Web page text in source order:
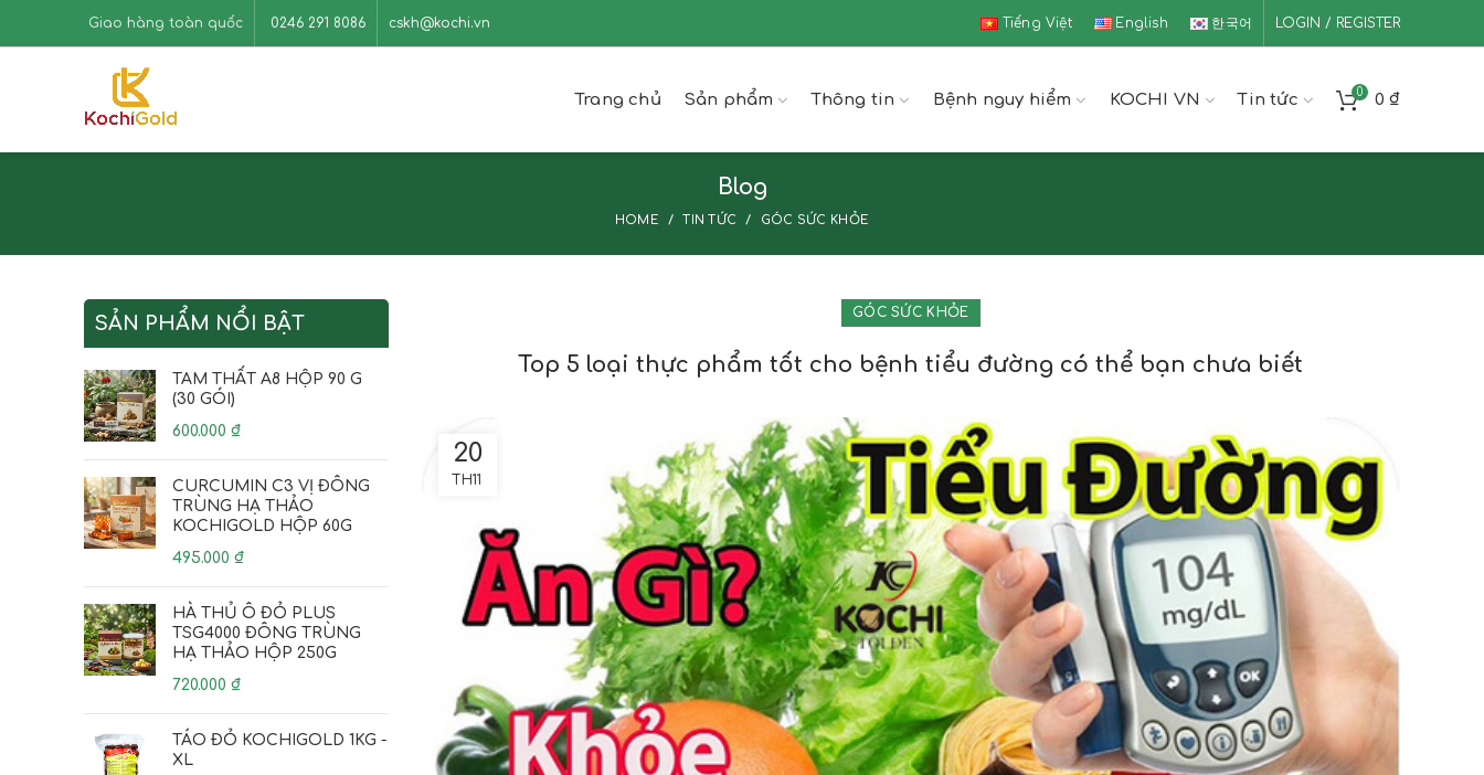
Giao hàng toàn quốc 0246 291 8086 cskh@kochi.vn Tiếng Việt English 한국어 LOGIN / REGISTER
Trang chủ Sản phẩm Thông tin Bệnh nguy hiểm KOCHI VN Tin tức 0 0 ₫
Blog
HOME TIN TỨC GÓC SỨC KHỎE
GÓC SỨC KHỎE
Top 5 loại thực phẩm tốt cho bệnh tiểu đường có thể bạn chưa biết
20
TH11
SẢN PHẨM NỔI BẬT
TAM THẤT A8 HỘP 90 G
(30 GÓI)
600.000 ₫
CURCUMIN C3 VỊ ĐÔNG
TRÙNG HẠ THẢO
KOCHIGOLD HỘP 60G
495.000 ₫
HÀ THỦ Ô ĐỎ PLUS
TSG4000 ĐÔNG TRÙNG
HẠ THẢO HỘP 250G
720.000 ₫
TÁO ĐỎ KOCHIGOLD 1KG -
XL